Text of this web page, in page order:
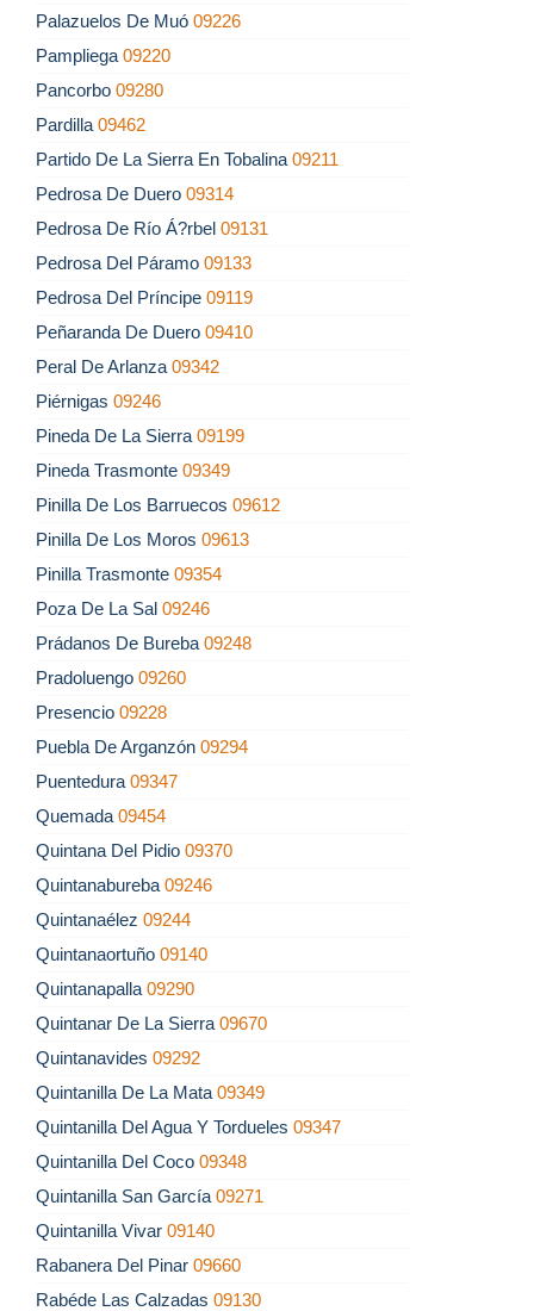
Palazuelos De Muó 09226
Pampliega 09220
Pancorbo 09280
Pardilla 09462
Partido De La Sierra En Tobalina 09211
Pedrosa De Duero 09314
Pedrosa De Río Á?rbel 09131
Pedrosa Del Páramo 09133
Pedrosa Del Príncipe 09119
Peñaranda De Duero 09410
Peral De Arlanza 09342
Piérnigas 09246
Pineda De La Sierra 09199
Pineda Trasmonte 09349
Pinilla De Los Barruecos 09612
Pinilla De Los Moros 09613
Pinilla Trasmonte 09354
Poza De La Sal 09246
Prádanos De Bureba 09248
Pradoluengo 09260
Presencio 09228
Puebla De Arganzón 09294
Puentedura 09347
Quemada 09454
Quintana Del Pidio 09370
Quintanabureba 09246
Quintanaélez 09244
Quintanaortuño 09140
Quintanapalla 09290
Quintanar De La Sierra 09670
Quintanavides 09292
Quintanilla De La Mata 09349
Quintanilla Del Agua Y Tordueles 09347
Quintanilla Del Coco 09348
Quintanilla San García 09271
Quintanilla Vivar 09140
Rabanera Del Pinar 09660
Rabéde Las Calzadas 09130